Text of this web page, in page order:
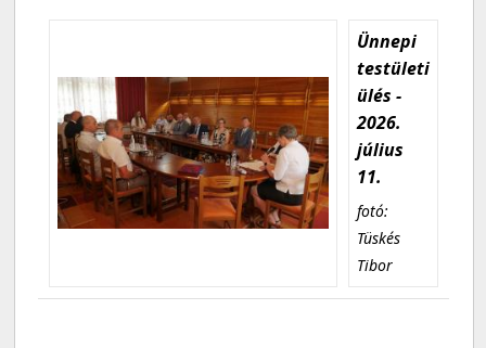
Ünnepi
testületi
ülés -
2026.
július
11.
fotó:
Tüskés
Tibor